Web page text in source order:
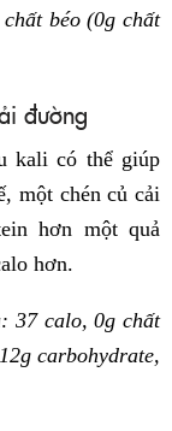
béo (0g chất
đường
kali có thể giúp
một chén củ cải
hơn một quả
hơn.
37 calo, 0g chất
carbohydrate,